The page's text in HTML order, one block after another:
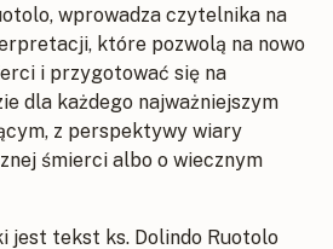
wprowadza czytelnika na
które pozwolą na nowo
i przygotować się na
dla każdego najważniejszym
z perspektywy wiary
śmierci albo o wiecznym
jest tekst ks. Dolindo Ruotolo